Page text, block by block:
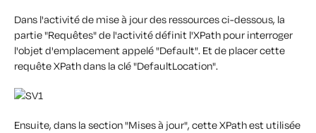
Dans l'activité de mise à jour des ressources ci-dessous, la
partie "Requêtes" de l'activité définit l'XPath pour interroger
l'objet d'emplacement appelé "Default". Et de placer cette
requête XPath dans la clé "DefaultLocation".
Ensuite, dans la section "Mises à jour", cette XPath est utilisée